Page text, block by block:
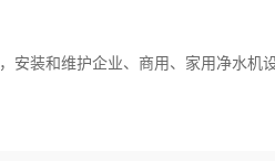
安装和维护企业、商用、家用净水机